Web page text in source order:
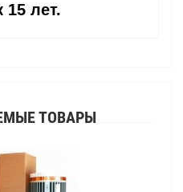
15 лет.
ТОВАРЫ